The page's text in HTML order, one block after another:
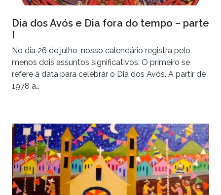
Dia dos Avós e Dia fora do tempo – parte
I
No dia 26 de julho, nosso calendário registra pelo
menos dois assuntos significativos. O primeiro se
refere à data para celebrar o Dia dos Avós. A partir de
1978 a…